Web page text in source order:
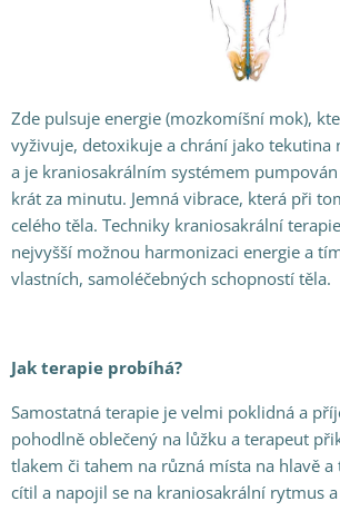
Zde pulsuje energie (mozkomíšní mok),
vyživuje, detoxikuje a chrání jako tekutina
a je kraniosakrálním systémem
krát za minutu. Jemná vibrace, která při
celého těla. Techniky kraniosakrální
nejvyšší možnou harmonizaci energie a
vlastních, samoléčebných schopností těla.
Jak terapie probíhá?
Samostatná terapie je velmi poklidná a
pohodlně oblečený na lůžku a terapeut
tlakem či tahem na různá místa na hlavě a
cítil a napojil se na kraniosakrální rytmus